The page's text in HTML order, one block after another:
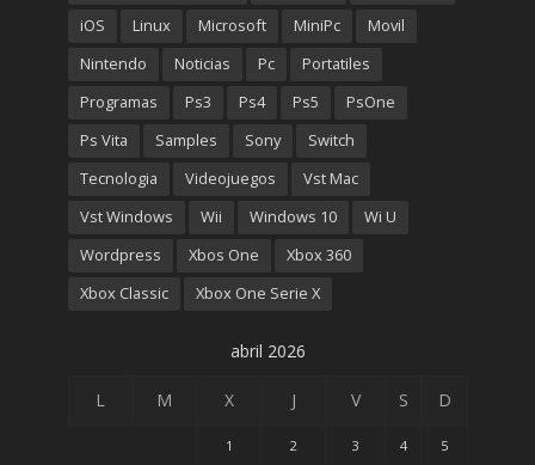
iOS
Linux Microsoft MiniPc
Movil
Nintendo
Noticias Pc
Portatiles
Programas
Ps3 Ps4 Ps5
PsOne
Ps Vita
Samples Sony
Switch
Tecnologia
Videojuegos
Vst Mac
Vst Windows
Wii Windows 10
Wi U
Wordpress
Xbos One
Xbox 360
Xbox Classic
Xbox One Serie X
abril 2026
L M X J V S D
1 2 3 4 5